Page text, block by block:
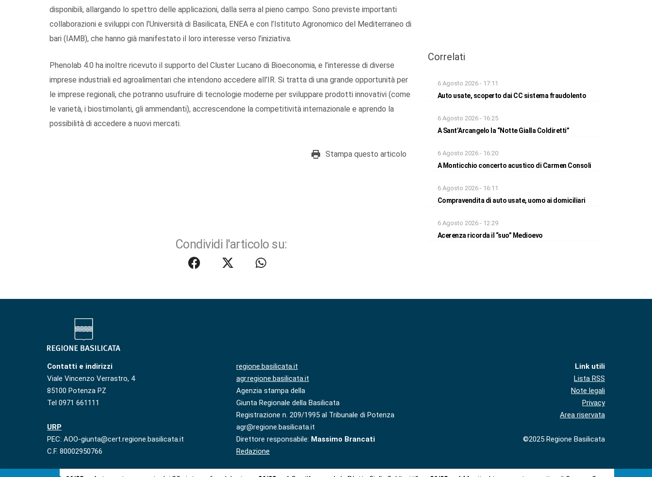
disponibili, allargando lo spettro delle applicazioni, dalla serra al pieno campo. Sono previste importanti
collaborazioni e sviluppi con l’Università di Basilicata, ENEA e con l’Istituto Agronomico del Mediterraneo di
bari (IAMB), che hanno già manifestato il loro interesse verso l’iniziativa.
Phenolab 4.0 ha inoltre ricevuto il supporto del Cluster Lucano di Bioeconomia, e l’interesse di diverse
imprese industriali ed agroalimentari che intendono accedere all’IR. Si tratta di una grande opportunità per
le imprese regionali, che potranno usufruire di tecnologie moderne per sviluppare prodotti innovativi (come
le varietà, i biostimolanti, gli ammendanti), accrescendone la competitività internazionale e aprendo la
possibilità di accedere a nuovi mercati.
Stampa questo articolo
Condividi l'articolo su:
Correlati
6 Agosto 2026 - 17:11
Auto usate, scoperto dai CC sistema fraudolento
6 Agosto 2026 - 16:25
A Sant’Arcangelo la “Notte Gialla Coldiretti”
6 Agosto 2026 - 16:20
A Monticchio concerto acustico di Carmen Consoli
6 Agosto 2026 - 16:11
Compravendita di auto usate, uomo ai domiciliari
6 Agosto 2026 - 12:29
Acerenza ricorda il “suo” Medioevo
Contatti e indirizzi
Viale Vincenzo Verrastro, 4
85100 Potenza PZ
Tel 0971 661111
URP
PEC: AOO-giunta@cert.regione.basilicata.it
C.F. 80002950766
regione.basilicata.it
agr.regione.basilicata.it
Agenzia stampa della
Giunta Regionale della Basilicata
Registrazione n. 209/1995 al Tribunale di Potenza
agr@regione.basilicata.it
Direttore responsabile: Massimo Brancati
Redazione
Link utili
Lista RSS
Note legali
Privacy
Area riservata
©2025 Regione Basilicata